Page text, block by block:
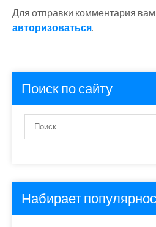
Для отправки комментария
авторизоваться.
Поиск по сайту
Набирает